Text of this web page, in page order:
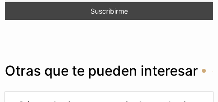
Otras que te pueden interesar